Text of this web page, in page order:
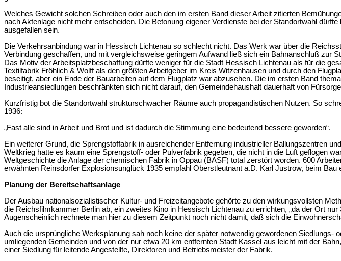
Welches Gewicht solchen Schreiben oder auch den im ersten Band dieser Arbeit zitierten
nach Aktenlage nicht mehr entscheiden. Die Betonung eigener Verdienste bei der Standortwahl
ausgefallen sein.
Die Verkehrsanbindung war in Hessisch Lichtenau so schlecht nicht. Das Werk war über die
Verbindung geschaffen, und mit vergleichsweise geringem Aufwand ließ sich ein Bahnanschluß zur
Das Motiv der Arbeitsplatzbeschaffung dürfte weniger für die Stadt Hessisch Lichtenau als für die
Textilfabrik Fröhlich & Wolff als den größten Arbeitgeber im Kreis Witzenhausen und durch den
beseitigt, aber ein Ende der Bauarbeiten auf dem Flugplatz war abzusehen. Die im ersten Band
Industrieansiedlungen beschränkten sich nicht darauf, den Gemeindehaushalt dauerhaft von
Kurzfristig bot die Standortwahl strukturschwacher Räume auch propagandistischen Nutzen. So
1936:
„Fast alle sind in Arbeit und Brot und ist dadurch die Stimmung eine bedeutend bessere geworden“.
Ein weiterer Grund, die Sprengstoffabrik in ausreichender Entfernung industrieller Ballungszentren
Weltkrieg hatte es kaum eine Sprengstoff- oder Pulverfabrik gegeben, die nicht in die Luft geflogen
Weltgeschichte die Anlage der chemischen Fabrik in Oppau (BASF) total zerstört worden. 600
erwähnten Reinsdorfer Explosionsunglück 1935 empfahl Oberstleutnant a.D. Karl Justrow, beim
Planung der Bereitschaftsanlage
Der Ausbau nationalsozialistischer Kultur- und Freizeitangebote gehörte zu den wirkungsvollsten
die Reichsfilmkammer Berlin ab, ein zweites Kino in Hessisch Lichtenau zu errichten, „da der Ort
Augenscheinlich rechnete man hier zu diesem Zeitpunkt noch nicht damit, daß sich die
Auch die ursprüngliche Werksplanung sah noch keine der später notwendig gewordenen
umliegenden Gemeinden und von der nur etwa 20 km entfernten Stadt Kassel aus leicht mit der
einer Siedlung für leitende Angestellte, Direktoren und Betriebsmeister der Fabrik.